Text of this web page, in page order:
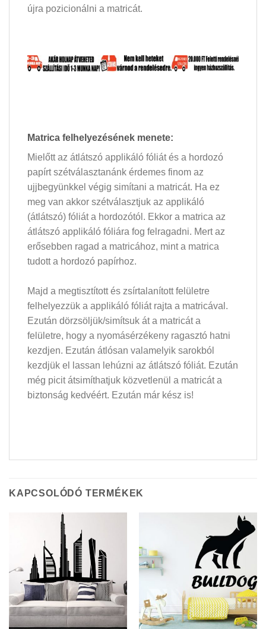
újra pozicionálni a matricát.
Matrica felhelyezésének menete:
Mielőtt az átlátszó applikáló fóliát és a hordozó
papírt szétválasztanánk érdemes finom az
ujjbegyünkkel végig simítani a matricát. Ha ez
meg van akkor szétválasztjuk az applikáló
(átlátszó) fóliát a hordozótól. Ekkor a matrica az
átlátszó applikáló fóliára fog felragadni. Mert az
erősebben ragad a matricához, mint a matrica
tudott a hordozó papírhoz.
Majd a megtisztított és zsírtalanított felületre
felhelyezzük a applikáló fóliát rajta a matricával.
Ezután dörzsöljük/simítsuk át a matricát a
felületre, hogy a nyomásérzékeny ragasztó hatni
kezdjen. Ezután átlósan valamelyik sarokból
kezdjük el lassan lehúzni az átlátszó fóliát. Ezután
még picit átsimíthatjuk közvetlenül a matricát a
biztonság kedvéért. Ezután már kész is!
KAPCSOLÓDÓ TERMÉKEK